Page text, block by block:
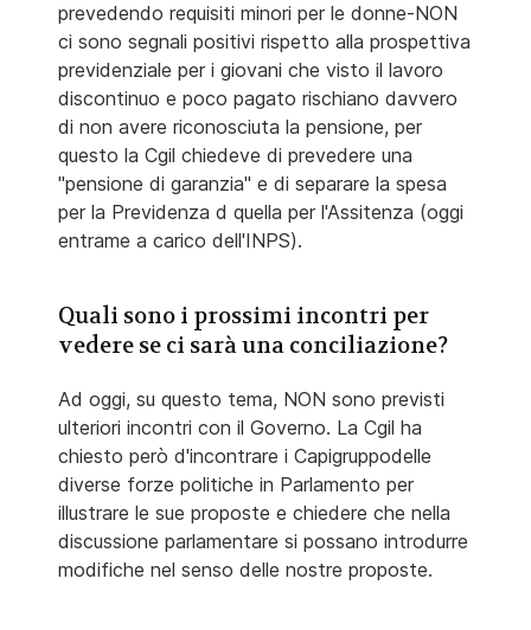
prevedendo requisiti minori per le donne-NON
ci sono segnali positivi rispetto alla prospettiva
previdenziale per i giovani che visto il lavoro
discontinuo e poco pagato rischiano davvero
di non avere riconosciuta la pensione, per
questo la Cgil chiedeve di prevedere una
"pensione di garanzia" e di separare la spesa
per la Previdenza d quella per l'Assitenza (oggi
entrame a carico dell'INPS).
Quali sono i prossimi incontri per
vedere se ci sarà una conciliazione?
Ad oggi, su questo tema, NON sono previsti
ulteriori incontri con il Governo. La Cgil ha
chiesto però d'incontrare i Capigruppodelle
diverse forze politiche in Parlamento per
illustrare le sue proposte e chiedere che nella
discussione parlamentare si possano introdurre
modifiche nel senso delle nostre proposte.